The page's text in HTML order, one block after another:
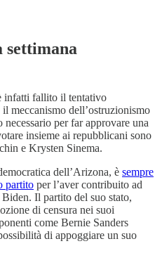
settimana
infatti fallito il tentativo
meccanismo dell’ostruzionismo
necessario per far approvare una
insieme ai repubblicani sono
e Krysten Sinema.
dell’Arizona, è sempre
partito per l’aver contribuito ad
Biden. Il partito del suo stato,
di censura nei suoi
come Bernie Sanders
di appoggiare un suo